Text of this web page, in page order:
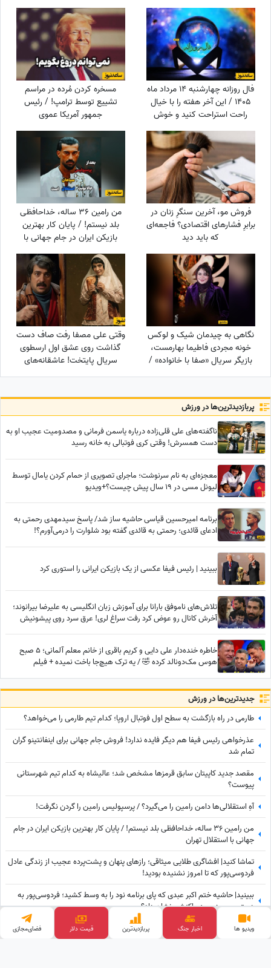
فال روزانه چهارشنبه 14 مرداد ماه
1405 / این آخر هفته را با خیال
راحت استراحت کنید و خوش
بگذرانید
مسخره کردن مُرده در مراسم
تشییع توسط ترامپ! / رئیس
جمهور آمریکا عموی
سلطنت‌طلب‌ها را با جوک و خنده
راهی جهنم کرد
فروش مو، آخرین سنگرِ زنان در
برابرِ فشارهای اقتصادی؟ فاجعه‌ای
که باید دید
من رامین 36 ساله، خداحافظی
بلد نیستم! / پایان کار بهترین
بازیکن ایران در جام جهانی با
استقلال تهران
نگاهی به چیدمان شیک و لوکس
خونه مجردی فاطیما بهارمست،
بازیگر سریال «صفا با خانواده» /
از مبلمان کلاسیک و پرده‌های
وقتی علی مصفا رفت صاف دست
گذاشت روی عشق اول ارسطوی
سریال پایتخت! عاشقانه‌های
لیندا کیانی و علی مصفا که مو به
پربازدید‌ترین‌ها در ورزش
ناگفته‌های علی قلی‌زاده درباره یاسمن فرمانی و مصدومیت عجیب او به
دست همسرش! وقتی کری فوتبالی به خانه رسید
معجزه‌ای به نام سرنوشت؛ ماجرای تصویری از حمام کردن یامال توسط
لیونل مسی در 19 سال پیش چیست؟+ویدیو
برنامه امیرحسین قیاسی حاشیه ساز شد/ پاسخ سیدمهدی رحمتی به
ادعای قائدی؛ رحمتی به قائدی گفته بود شلوارت را درمی‌آورم؟!
ببینید | رئیس فیفا عکسی از یک بازیکن ایرانی را استوری کرد
تلاش‌های ناموفق بارانا برای آموزش زبان انگلیسی به علیرضا بیرانوند؛
آخرش کانال رو عوض کرد رفت سراغ لری! عرق سرد روی پیشونیش
خاطره خنده‌دار علی دایی و کریم باقری از خانم معلم آلمانی؛ 5 صبح
هوس مک‌دونالد کرده 🤣 / یه ترک هیچ‌جا باخت نمیده + فیلم
جدید‌ترین‌ها در ورزش
طارمی در راه بازگشت به سطح اول فوتبال اروپا؛ کدام تیم طارمی را می‌خواهد؟
عذرخواهی رئیس فیفا هم دیگر فایده ندارد! فروش جام جهانی برای اینفانتینو گران
تمام شد
مقصد جدید کاپیتان سابق قرمزها مشخص شد؛ عالیشاه به کدام تیم شهرستانی
پیوست؟
آهِ استقلالی‌ها دامن رامین را می‌گیرد؟ / پرسپولیس رامین را گردن نگرفت!
من رامین 36 ساله، خداحافظی بلد نیستم! / پایان کار بهترین بازیکن ایران در جام
جهانی با استقلال تهران
تماشا کنید| افشاگری طلایی میثاقی؛ رازهای پنهان و پشت‌پرده عجیب از زندگی عادل
فردوسی‌پور که تا امروز نشنیده بودید!
ببینید| حاشیه ختم اکبر عبدی که پای برنامه نود را به وسط کشید؛ فردوسی‌پور به
دستبوسی وزیر چه واکنشی نشان داد؟
ببینید| واکنش باورنکردنی علی دایی به تکان‌های شدید هواپیما؛ وقتی همه از ترس
رنگشان پریده بود اما آقای فوتبالیست...
ویدیو ها اخبار جنگ پربازدید‌ترین قیمت دلار فضای‌مجازی